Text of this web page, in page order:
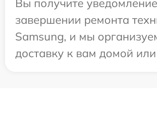
Вы получите
завершении ремонта
Samsung, и мы
доставку к вам домой